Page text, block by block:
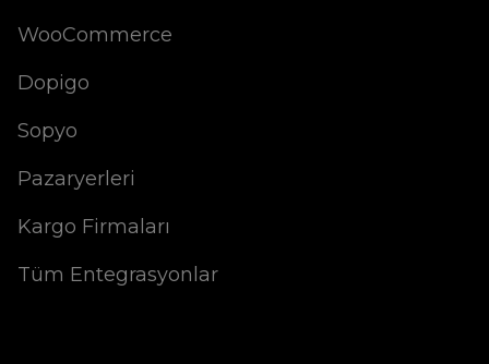
WooCommerce
Dopigo
Sopyo
Pazaryerleri
Kargo Firmaları
Tüm Entegrasyonlar